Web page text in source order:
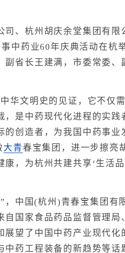
、杭州胡庆余堂集团有限
中药业60年庆典活动在杭
省长王建满，市委常委、
文明史的见证，它不仅
是中药现代化进程的实践
创造者，为我国中药事业
大青 春宝集团，进一步擦亮
，为杭州共建共享‘生活
中国(杭州)青春宝集团有
国家食品药品监督管理局
望了中国中药产业现代化
药工程装备的新趋势等话